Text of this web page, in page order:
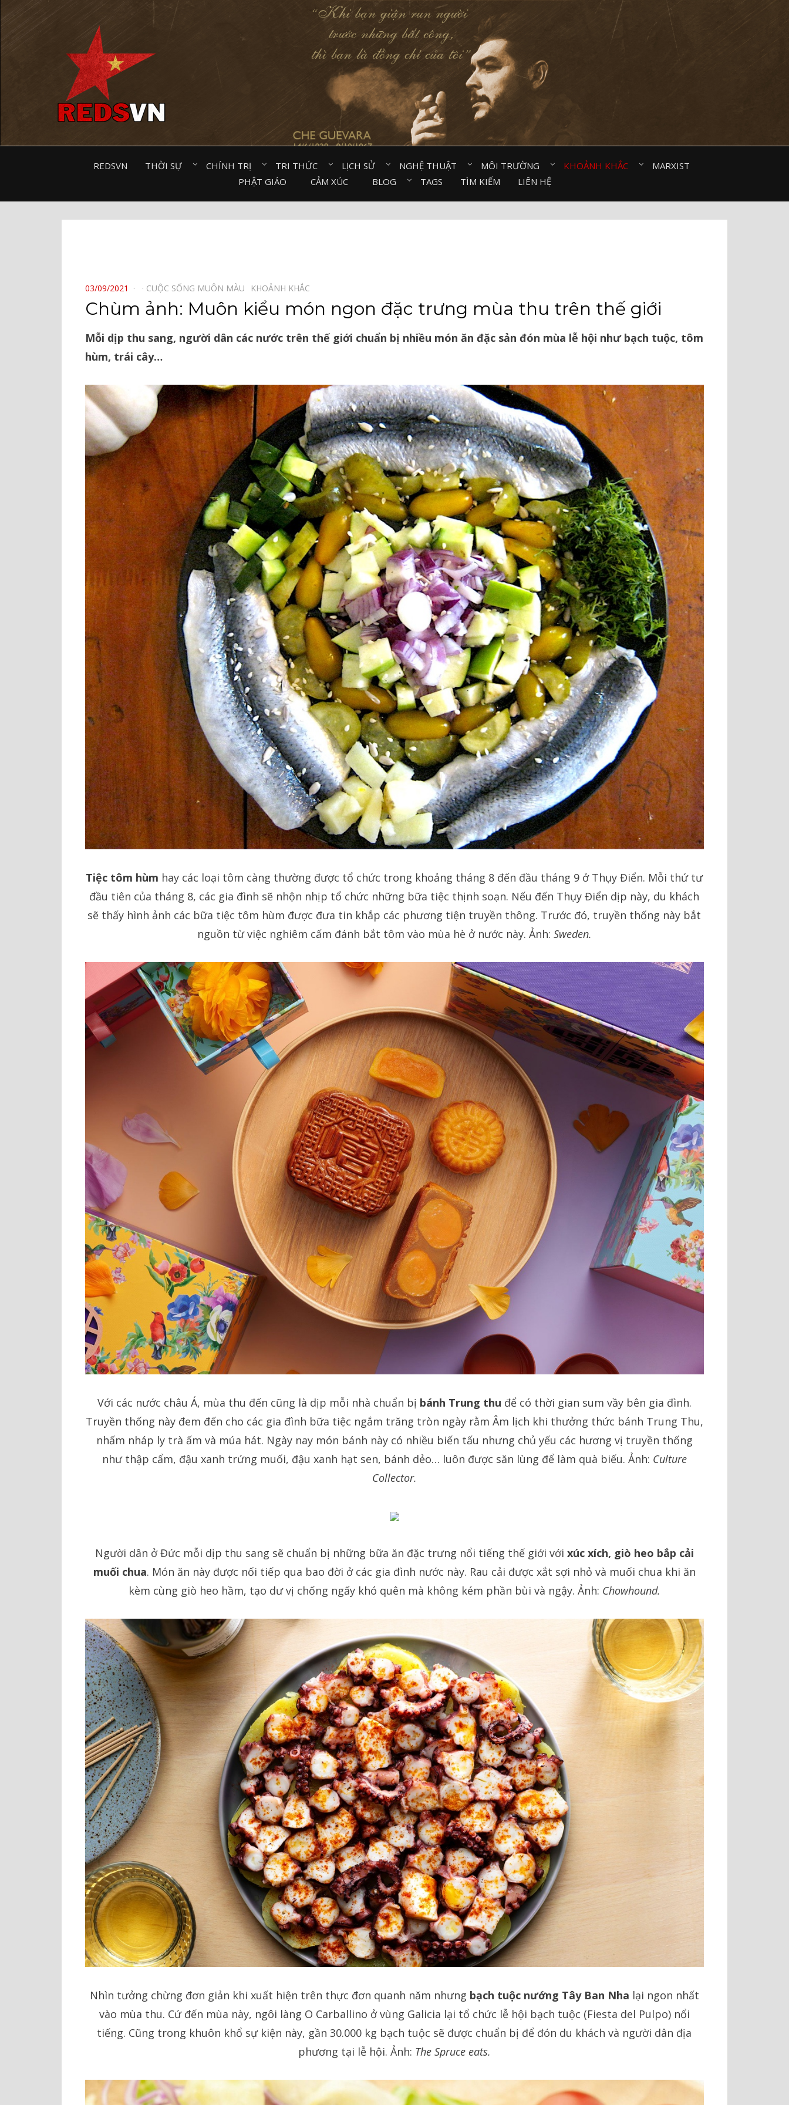
REDSVN THỜI SỰ⠀ CHÍNH TRỊ⠀ TRI THỨC⠀ LỊCH SỬ⠀ NGHỆ THUẬT⠀ MÔI TRƯỜNG⠀ KHOẢNH KHẮC⠀
MARXIST⠀
PHẬT GIÁO⠀
CẢM XÚC⠀ BLOG⠀ TAGS TÌM KIẾM LIÊN HỆ
POSTED
ON
03/09/2021 CUỘC SỐNG MUÔN MÀU⠀ KHOẢNH KHẮC⠀
Chùm ảnh: Muôn kiểu món ngon đặc trưng mùa thu trên thế giới
Mỗi dịp thu sang, người dân các nước trên thế giới chuẩn bị nhiều món ăn đặc sản đón mùa lễ hội như bạch tuộc, tôm
hùm, trái cây…
Tiệc tôm hùm hay các loại tôm càng thường được tổ chức trong khoảng tháng 8 đến đầu tháng 9 ở Thụy Điển. Mỗi thứ tư
đầu tiên của tháng 8, các gia đình sẽ nhộn nhịp tổ chức những bữa tiệc thịnh soạn. Nếu đến Thụy Điển dịp này, du khách
sẽ thấy hình ảnh các bữa tiệc tôm hùm được đưa tin khắp các phương tiện truyền thông. Trước đó, truyền thống này bắt
nguồn từ việc nghiêm cấm đánh bắt tôm vào mùa hè ở nước này. Ảnh: Sweden.
Với các nước châu Á, mùa thu đến cũng là dịp mỗi nhà chuẩn bị bánh Trung thu để có thời gian sum vầy bên gia đình.
Truyền thống này đem đến cho các gia đình bữa tiệc ngắm trăng tròn ngày rằm Âm lịch khi thưởng thức bánh Trung Thu,
nhấm nháp ly trà ấm và múa hát. Ngày nay món bánh này có nhiều biến tấu nhưng chủ yếu các hương vị truyền thống
như thập cẩm, đậu xanh trứng muối, đậu xanh hạt sen, bánh dẻo… luôn được săn lùng để làm quà biếu. Ảnh: Culture
Collector.
Người dân ở Đức mỗi dịp thu sang sẽ chuẩn bị những bữa ăn đặc trưng nổi tiếng thế giới với xúc xích, giò heo bắp cải
muối chua. Món ăn này được nối tiếp qua bao đời ở các gia đình nước này. Rau cải được xắt sợi nhỏ và muối chua khi ăn
kèm cùng giò heo hầm, tạo dư vị chống ngấy khó quên mà không kém phần bùi và ngậy. Ảnh: Chowhound.
Nhìn tưởng chừng đơn giản khi xuất hiện trên thực đơn quanh năm nhưng bạch tuộc nướng Tây Ban Nha lại ngon nhất
vào mùa thu. Cứ đến mùa này, ngôi làng O Carballino ở vùng Galicia lại tổ chức lễ hội bạch tuộc (Fiesta del Pulpo) nổi
tiếng. Cũng trong khuôn khổ sự kiện này, gần 30.000 kg bạch tuộc sẽ được chuẩn bị để đón du khách và người dân địa
phương tại lễ hội. Ảnh: The Spruce eats.